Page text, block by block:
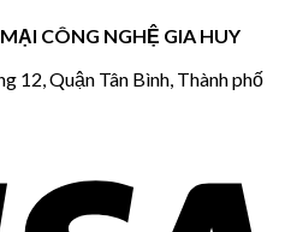
CÔNG NGHỆ GIA HUY
12, Quận Tân Bình, Thành phố